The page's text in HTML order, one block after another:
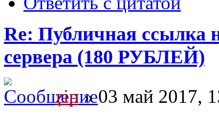
Re: Публичная ссылка
сервера (180 РУБЛЕЙ)
zip» 03 май 2017,